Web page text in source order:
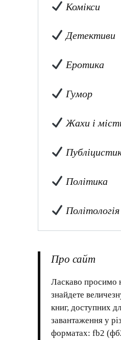
Комікси
Детективи
Еротика
Гумор
Жахи і
Політика
Політологія
Про сайт
Ласкаво просимо
знайдете
книг, доступних
завантаження у
форматах: fb2